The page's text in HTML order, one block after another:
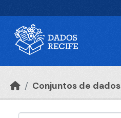
Conjuntos de dados